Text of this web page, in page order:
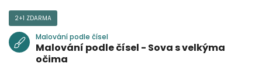
2+1 ZDARMA
Malování podle čísel
Malování podle čísel - Sova s velkýma
očima